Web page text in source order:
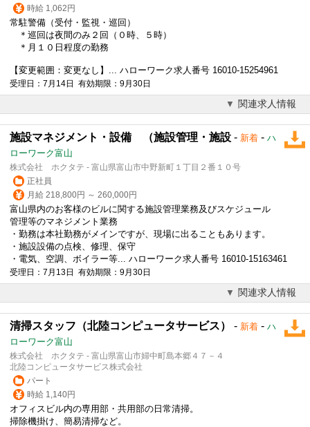
時給 1,062円
常駐警備（受付・監視・巡回）
＊巡回は夜間のみ２回（０時、５時）
＊月１０日程度の勤務
【変更範囲：変更なし】... ハローワーク求人番号 16010-15254961
受理日：7月14日 有効期限：9月30日
関連求人情報
施設マネジメント・設備 （施設管理・施設 - 新着 - ハ
ローワーク富山
株式会社 ホクタテ - 富山県富山市中野新町１丁目２番１０号
正社員
月給 218,800円 ～ 260,000円
富山県内のお客様のビルに関する施設管理業務及びスケジュール
管理等のマネジメント業務
・勤務は本社勤務がメインですが、現場に出ることもあります。
・施設設備の点検、修理、保守
・電気、空調、ボイラー等... ハローワーク求人番号 16010-15163461
受理日：7月13日 有効期限：9月30日
関連求人情報
清掃スタッフ（北陸コンピュータサービス） - 新着 - ハ
ローワーク富山
株式会社 ホクタテ - 富山県富山市婦中町島本郷４７－４
北陸コンピュータサービス株式会社
パート
時給 1,140円
オフィスビル内の専用部・共用部の日常清掃。
掃除機掛け、簡易清掃など。